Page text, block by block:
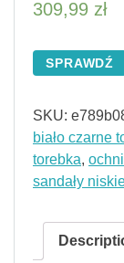
309,99 zł
SPRAWDŹ
SKU:
biało czarne
torebka,
sandały